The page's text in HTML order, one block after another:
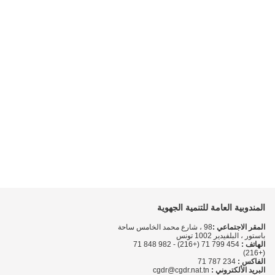
المندوبية العامة للتنمية الجهوية
المقر الاجتماعي :
98 ، شارع محمد الخامس ساحة
باستور ، البلفيدير 1002 تونس
الهاتف :
454 799 71 (+216) - 982 848 71
(+216)
الفاكس :
البريد الألكتروني : cgdr@cgdr.nat.tn